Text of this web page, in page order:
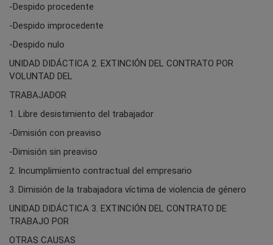
-Despido procedente
-Despido improcedente
-Despido nulo
UNIDAD DIDÁCTICA 2. EXTINCIÓN DEL CONTRATO POR
VOLUNTAD DEL
TRABAJADOR
1. Libre desistimiento del trabajador
-Dimisión con preaviso
-Dimisión sin preaviso
2. Incumplimiento contractual del empresario
3. Dimisión de la trabajadora víctima de violencia de género
UNIDAD DIDÁCTICA 3. EXTINCIÓN DEL CONTRATO DE
TRABAJO POR
OTRAS CAUSAS